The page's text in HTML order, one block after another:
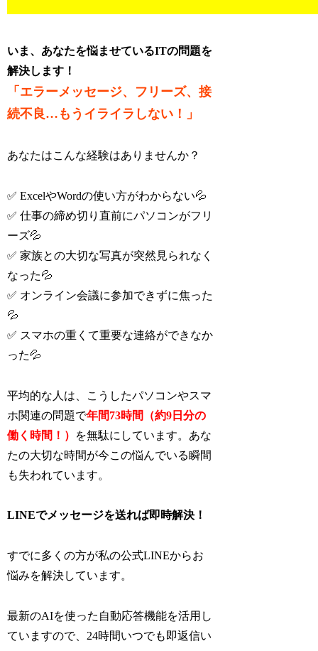
いま、あなたを悩ませているITの問題を
解決します！
「エラーメッセージ、フリーズ、接
続不良…もうイライラしない！」
あなたはこんな経験はありませんか？
✅ ExcelやWordの使い方がわからない💦
✅ 仕事の締め切り直前にパソコンがフリ
ーズ💦
✅ 家族との大切な写真が突然見られなく
なった💦
✅ オンライン会議に参加できずに焦った
💦
✅ スマホの重くて重要な連絡ができなか
った💦
平均的な人は、こうしたパソコンやスマ
ホ関連の問題で年間73時間（約9日分の
働く時間！）
を無駄にしています。あな
たの大切な時間が今この悩んでいる瞬間
も失われています。
LINEでメッセージを送れば即時解決！
すでに多くの方が私の公式LINEからお
悩みを解決しています。
最新のAIを使った自動応答機能を活用し
ていますので、24時間いつでも即返信い